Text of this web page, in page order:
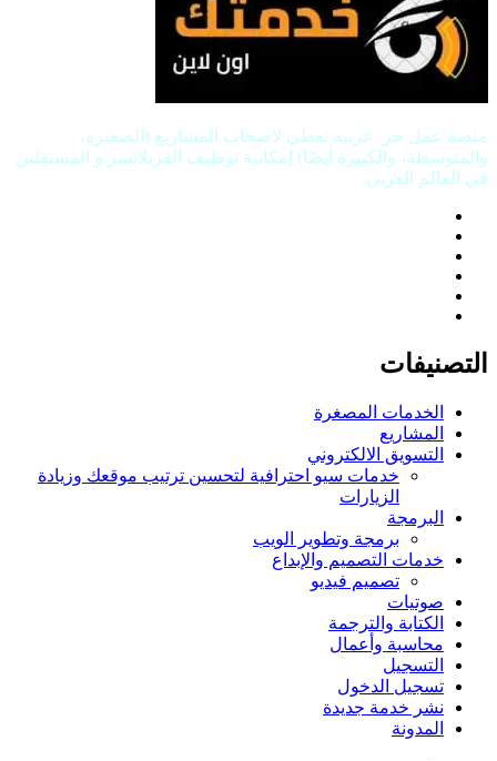
منصة عمل حر عربية تعطي لاصحاب المشاريع (الصغيرة،
والمتوسطة، والكبيرة أيضًا) إمكانية توظيف الفريلانسر و المستقلين
في العالم العربي.
التصنيفات
الخدمات المصغرة
المشاريع
التسويق الالكتروني
خدمات سيو احترافية لتحسين ترتيب موقعك وزيادة
الزيارات
البرمجة
برمجة وتطوير الويب
خدمات التصميم والإبداع
تصميم فيديو
صوتيات
الكتابة والترجمة
محاسبة وأعمال
التسجيل
تسجيل الدخول
نشر خدمة جديدة
المدونة